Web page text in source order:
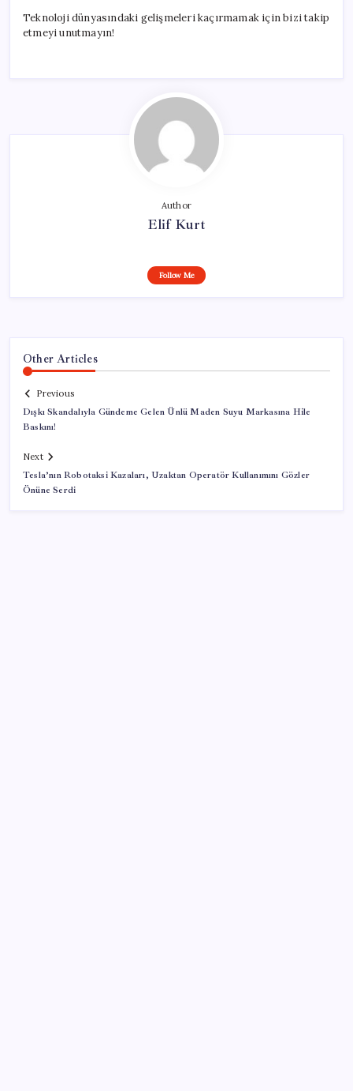
Teknoloji dünyasındaki gelişmeleri kaçırmamak için bizi takip
etmeyi unutmayın!
Author
Elif Kurt
Follow Me
Other Articles
Previous
Dışkı Skandalıyla Gündeme Gelen Ünlü Maden Suyu Markasına Hile
Baskını!
Next
Tesla’nın Robotaksi Kazaları, Uzaktan Operatör Kullanımını Gözler
Önüne Serdi